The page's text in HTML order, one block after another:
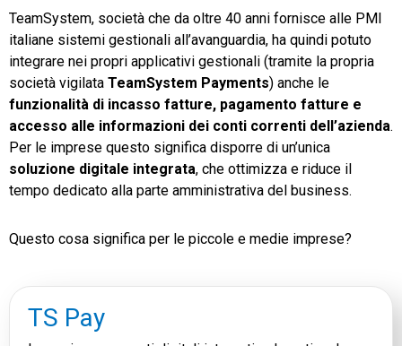
TeamSystem, società che da oltre 40 anni fornisce alle PMI
italiane sistemi gestionali all’avanguardia, ha quindi potuto
integrare nei propri applicativi gestionali (tramite la propria
società vigilata TeamSystem Payments) anche le
funzionalità di incasso fatture, pagamento fatture e
accesso alle informazioni dei conti correnti dell’azienda.
Per le imprese questo significa disporre di un’unica
soluzione digitale integrata, che ottimizza e riduce il
tempo dedicato alla parte amministrativa del business.
Questo cosa significa per le piccole e medie imprese?
TS Pay